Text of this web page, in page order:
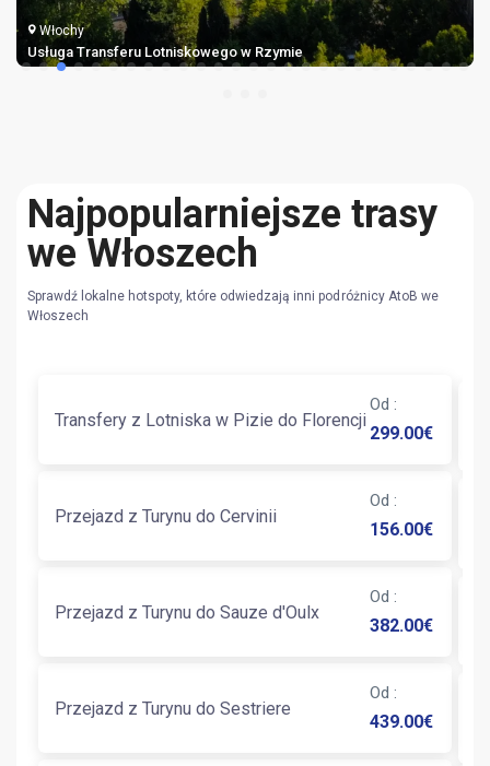
Włochy
Usługa Transferu Lotniskowego w Rzymie
Najpopularniejsze trasy
we Włoszech
Sprawdź lokalne hotspoty, które odwiedzają inni podróżnicy AtoB we
Włoszech
Transfery z Lotniska w Pizie do Florencji
Od :
299.00€
Przejazd z Turynu do Cervinii
Od :
156.00€
Przejazd z Turynu do Sauze d'Oulx
Od :
382.00€
Przejazd z Turynu do Sestriere
Od :
439.00€